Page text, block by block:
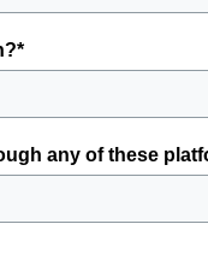
any of these